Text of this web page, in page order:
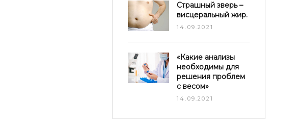
Страшный зверь –
висцеральный жир.
14.09.2021
«Какие анализы
необходимы для
решения проблем
с весом»
14.09.2021